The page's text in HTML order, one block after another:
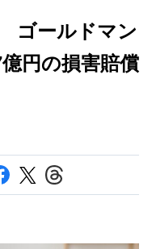
ゴールドマン
円の損害賠償